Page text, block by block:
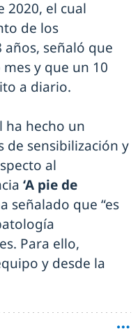
2020, el cual
de los
años, señaló que
y que un 10
a diario.
ha hecho un
de sensibilización y
al
‘A pie de
señalado que “es
Para ello,
y desde la